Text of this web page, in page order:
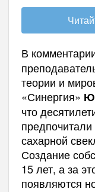
В
теории и
«Синергия»
что
сахарной
Создание
15 лет, а за
появляются